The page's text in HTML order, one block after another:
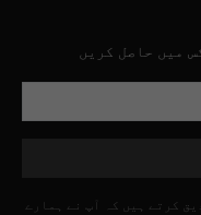
میں حاصل کریں
کرتے ہیں کہ آپ نے ہمارے